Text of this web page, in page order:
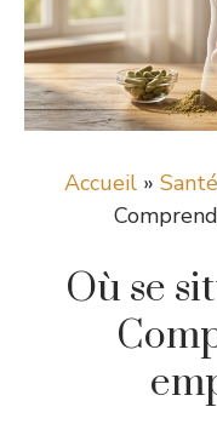
Accueil» Santé
Où se